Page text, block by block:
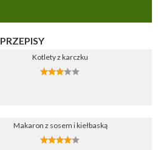
PRZEPISY
Kotlety z karczku
Makaron z sosem i kiełbaską